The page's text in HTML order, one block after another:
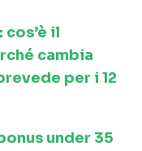
il
cambia
per i 12
under 35